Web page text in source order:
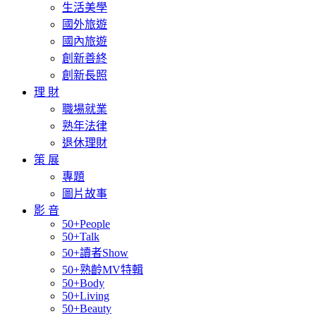
生活美學
國外旅遊
國內旅遊
創新善終
創新長照
理 財
職場就業
熟年法律
退休理財
策 展
專題
圖片故事
影 音
50+People
50+Talk
50+讀者Show
50+熟齡MV特輯
50+Body
50+Living
50+Beauty